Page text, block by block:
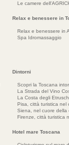
Le camere
Relax e benessere in
Relax e benessere in
Spa Idromassaggio
Dintorni
Scopri la Toscana
La Strada del Vino
La Costa degli
Pisa, città turistica nel
Siena, nel cuore della
Firenze, città turistica
Hotel mare Toscana